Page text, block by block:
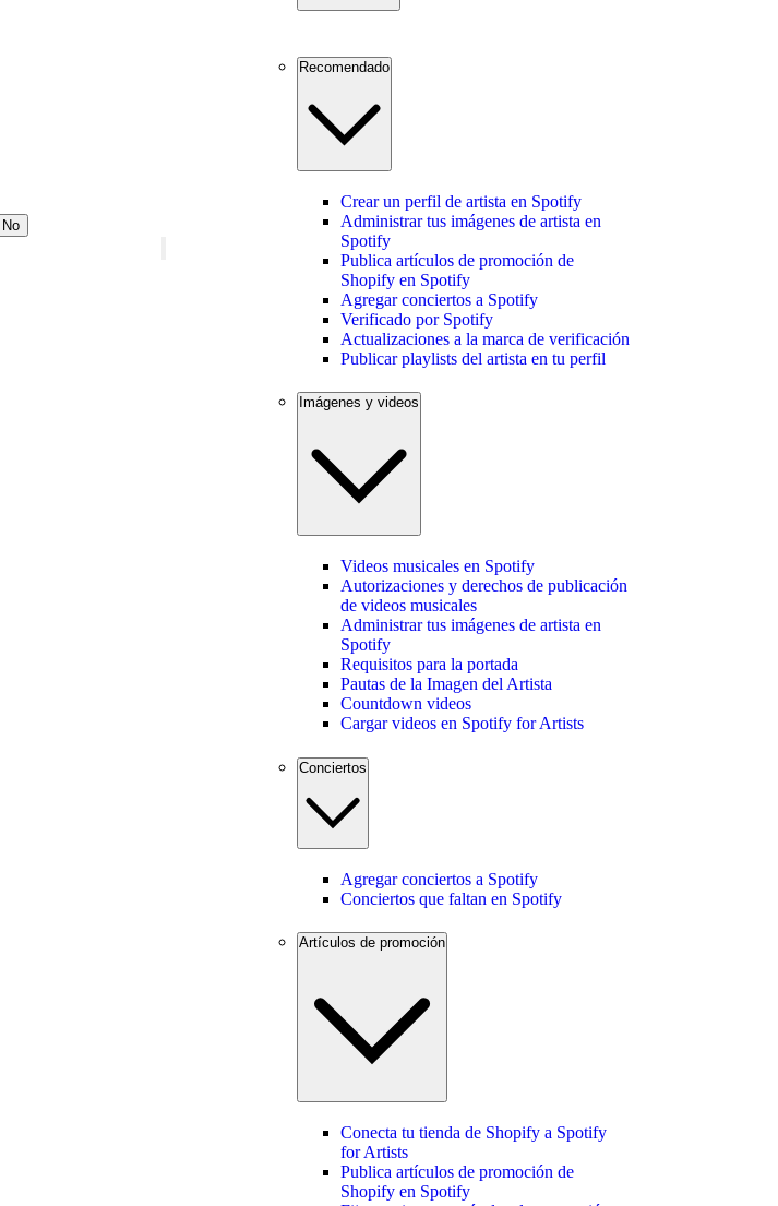
No
Recomendado
Crear un perfil de artista en Spotify
Administrar tus imágenes de artista en
Spotify
Publica artículos de promoción de
Shopify en Spotify
Agregar conciertos a Spotify
Verificado por Spotify
Actualizaciones a la marca de verificación
Publicar playlists del artista en tu perfil
Imágenes y videos
Videos musicales en Spotify
Autorizaciones y derechos de publicación
de videos musicales
Administrar tus imágenes de artista en
Spotify
Requisitos para la portada
Pautas de la Imagen del Artista
Countdown videos
Cargar videos en Spotify for Artists
Conciertos
Agregar conciertos a Spotify
Conciertos que faltan en Spotify
Artículos de promoción
Conecta tu tienda de Shopify a Spotify
for Artists
Publica artículos de promoción de
Shopify en Spotify